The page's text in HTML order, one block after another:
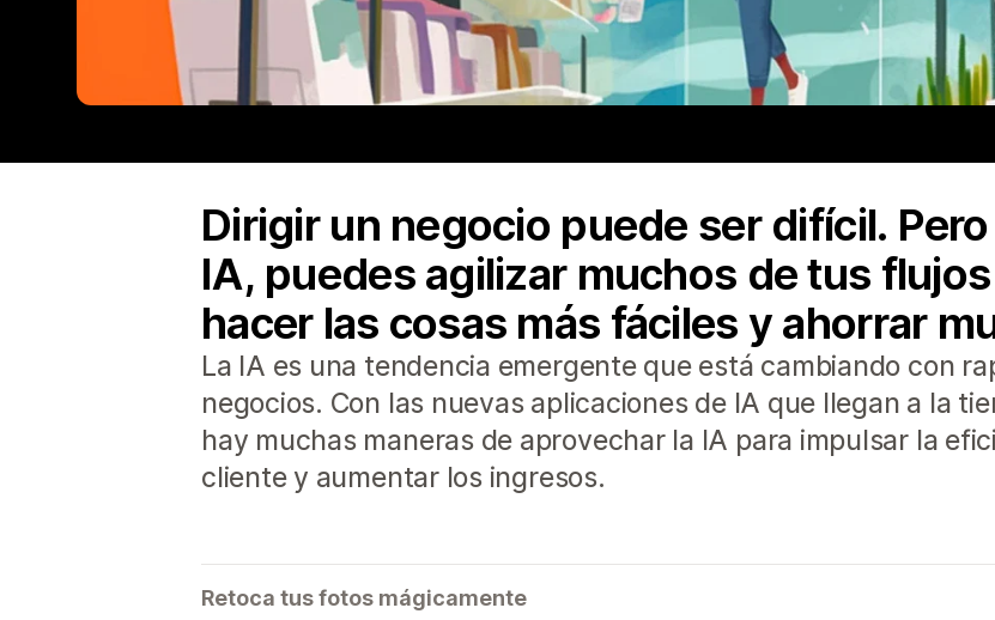
Dirigir un negocio puede ser difícil.
IA, puedes agilizar muchos de tus
hacer las cosas más fáciles y ahorrar
La IA es una tendencia emergente que está cambiando con
negocios. Con las nuevas aplicaciones de IA que llegan a la
hay muchas maneras de aprovechar la IA para impulsar la
cliente y aumentar los ingresos.
Retoca tus fotos mágicamente